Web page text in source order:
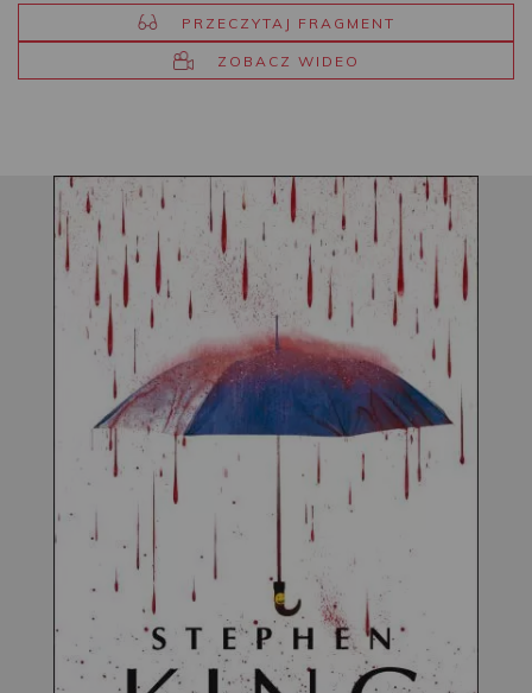
PRZECZYTAJ FRAGMENT
ZOBACZ WIDEO